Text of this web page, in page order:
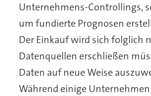
Unternehmens-Controllings,
um fundierte Prognosen
Der Einkauf wird sich folglich
Datenquellen erschließen
Daten auf neue Weise
Während einige